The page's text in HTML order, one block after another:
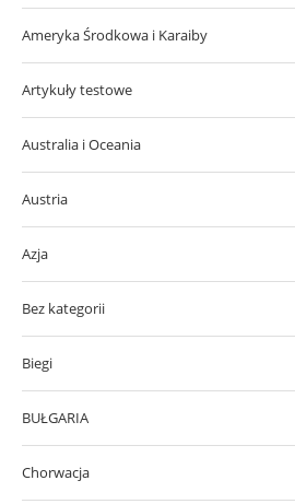
Ameryka Środkowa i Karaiby
Artykuły testowe
Australia i Oceania
Austria
Azja
Bez kategorii
Biegi
BUŁGARIA
Chorwacja